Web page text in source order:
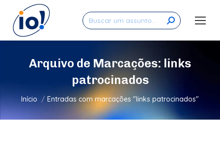
Search:
Arquivo de Marcações: links
patrocinados
Você está aqui:
Início Entradas com marcações "links patrocinados"